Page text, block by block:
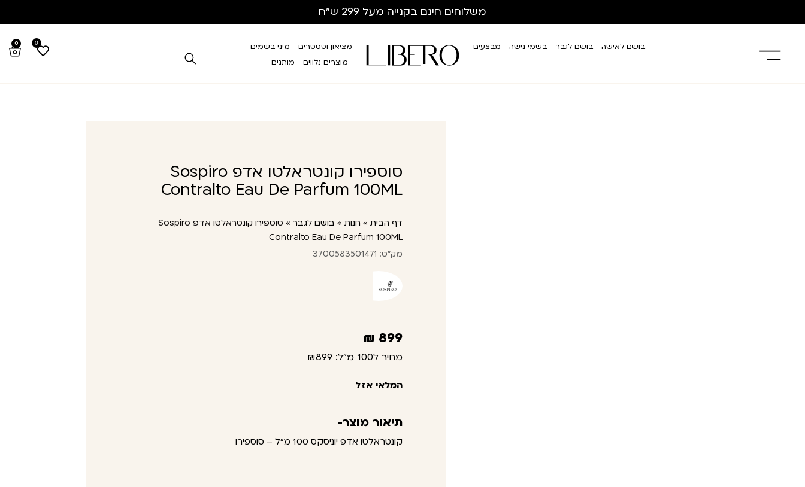
משלוחים חינם בקנייה מעל 299 ש”ח
בושם לאישה בושם לגבר בשמי נישה מבצעים מציאון וטסטרים
מיני בשמים
מוצרים נלווים
מותגים
0
0
סוספירו קונטראלטו אדפ Sospiro
Contralto Eau De Parfum 100ML
דף הבית » חנות » בושם לגבר »
סוספירו קונטראלטו אדפ Sospiro
Contralto Eau De Parfum 100ML
מק"ט: 3700583501471
899
₪
מחיר ל100 מ"ל: ₪899
המלאי אזל
תיאור מוצר-
קונטראלטו אדפ יוניסקס 100 מ"ל – סוספירו